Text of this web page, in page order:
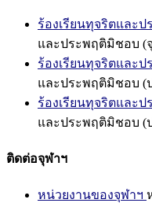
ร้องเรียนทุจริตและ
และประพฤติมิชอบ (
ร้องเรียนทุจริตและ
และประพฤติมิชอบ (
ร้องเรียนทุจริตและ
และประพฤติมิชอบ (
ติดต่อจุฬาฯ
หน่วยงานของจุฬาฯ